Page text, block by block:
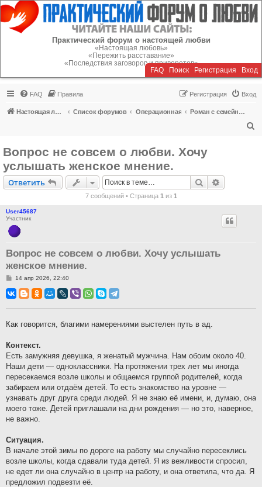
Регистрация
Практический форум о настоящей любви
«Настоящая любовь»
«Пережить расставание»
«Последствия заговоров и приворотов»
FAQ Поиск Регистрация Вход
FAQ Правила Вход
Регистрация
Настоящая любовь Список форумов Операционная
Роман с семейным человеком
Вопрос не совсем о любви. Хочу
услышать женское мнение.
Ответить
Ответить Поиск
7 сообщений • Страница 1 из 1
User45687
Участник
Вопрос не совсем о любви. Хочу услышать
женское мнение.
С
о
б
и
14 апр 2026, 22:40
Как говорится, благими намерениями выстелен путь в ад.
Контекст.
Есть замужняя девушка, я женатый мужчина. Нам обоим около 40.
Наши дети — одноклассники. На протяжении трех лет мы иногда
пересекаемся возле школы и общаемся группой родителей, когда
забираем или отдаём детей. То есть знакомство на уровне —
узнавать друг друга среди людей. Я не знаю её имени, и, думаю, она
моего тоже. Детей приглашали на дни рождения — но это, наверное,
не важно.
Ситуация.
В начале этой зимы по дороге на работу мы случайно пересеклись
возле школы, когда сдавали туда детей. Я из вежливости спросил,
не едет ли она случайно в центр на работу, и она ответила, что да. Я
предложил подвезти её.